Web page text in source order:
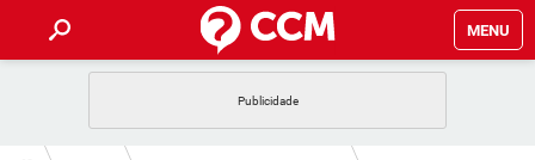
MENU
DICAS